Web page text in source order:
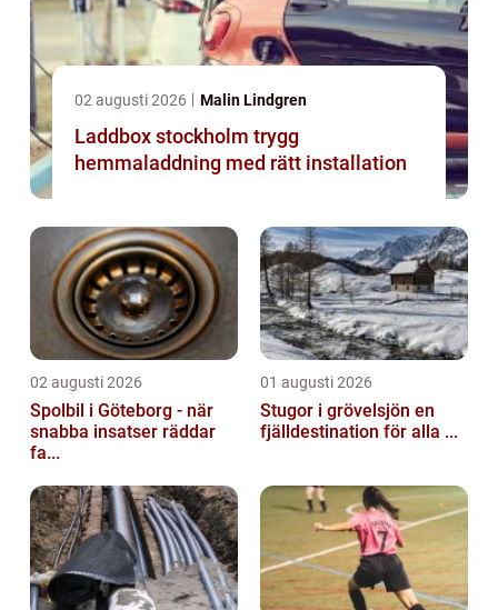
02 augusti 2026 Malin Lindgren
Laddbox stockholm trygg
hemmaladdning med rätt installation
02 augusti 2026
Spolbil i Göteborg - när
snabba insatser räddar
fa...
01 augusti 2026
Stugor i grövelsjön en
fjälldestination för alla ...